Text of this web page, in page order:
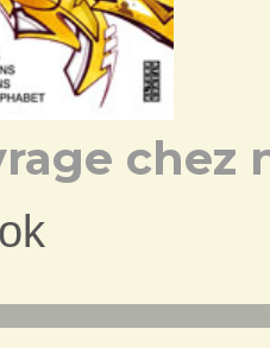
chez